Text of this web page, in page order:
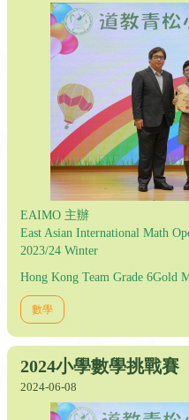
EAIMO 主辦
East Asian International Math
2023/24 Winter
Hong Kong Team Grade 6Gold
數學
2024小學數學挑戰賽
2024-06-08